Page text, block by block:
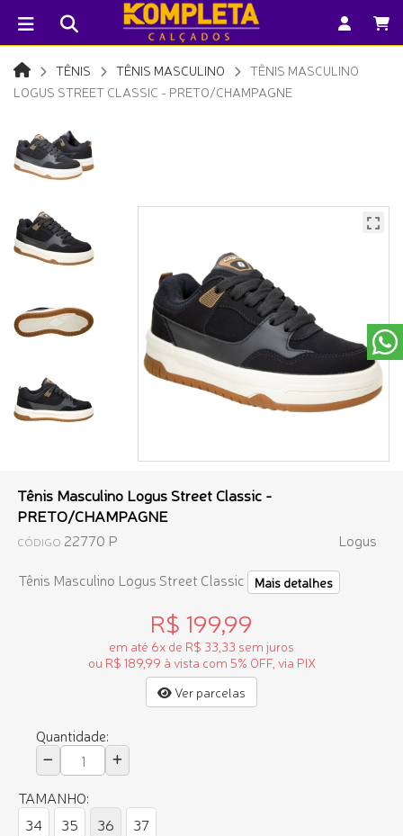
TÊNIS TÊNIS MASCULINO
TÊNIS MASCULINO
LOGUS STREET CLASSIC - PRETO/CHAMPAGNE
Tênis Masculino Logus Street Classic -
PRETO/CHAMPAGNE
CÓDIGO 22770 P
Logus
Tênis Masculino Logus Street Classic
Mais detalhes
R$ 199,99
em até 6x de R$ 33,33 sem juros
ou R$ 189,99 à vista com 5% OFF, via PIX
Ver parcelas
Quantidade:
TAMANHO:
34
35 36 37